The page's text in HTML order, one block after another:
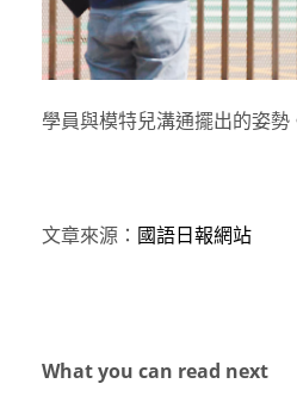
學員與模特兒溝通擺出的姿勢
文章來源： 國語日報網站
What you can read next